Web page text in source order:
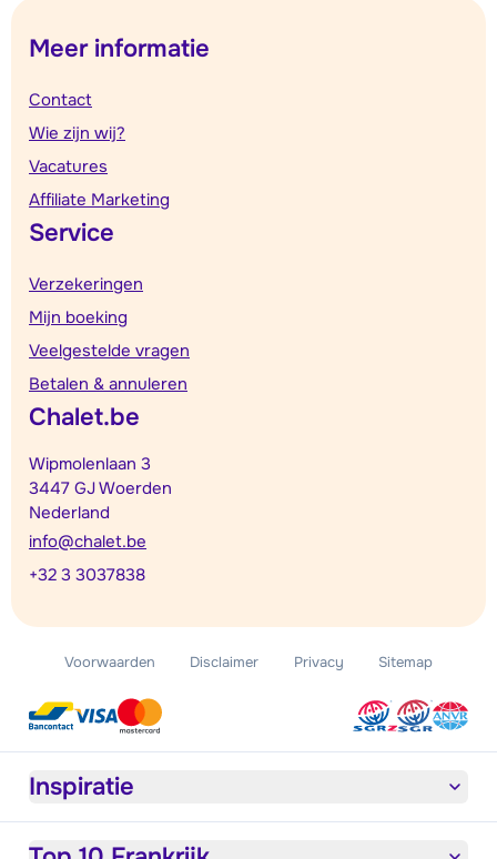
Meer informatie
Contact
Wie zijn wij?
Vacatures
Affiliate Marketing
Service
Verzekeringen
Mijn boeking
Veelgestelde vragen
Betalen & annuleren
Chalet.be
Wipmolenlaan 3
3447 GJ Woerden
Nederland
info@chalet.be
+32 3 3037838
Voorwaarden Disclaimer Privacy Sitemap
Inspiratie